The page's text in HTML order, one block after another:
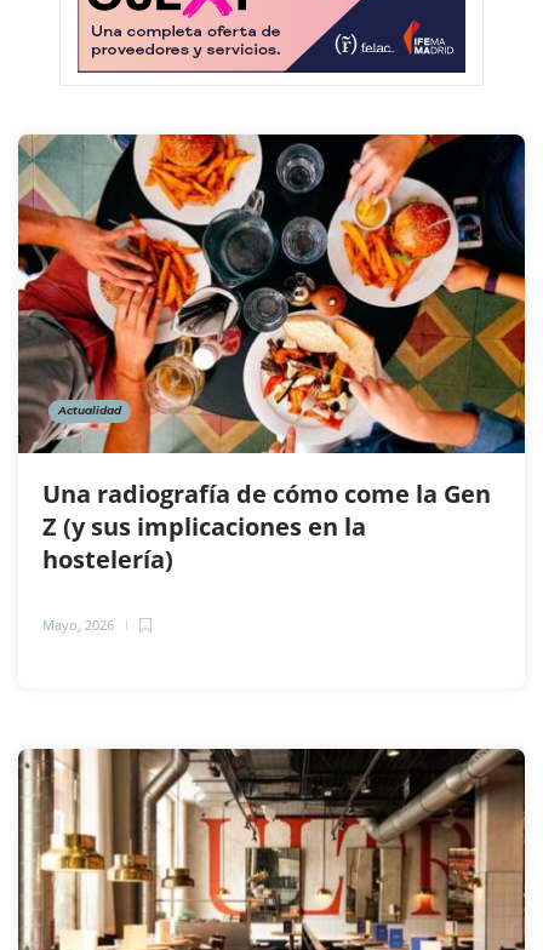
Actualidad
Una radiografía de cómo come la Gen
Z (y sus implicaciones en la
hostelería)
Mayo, 2026